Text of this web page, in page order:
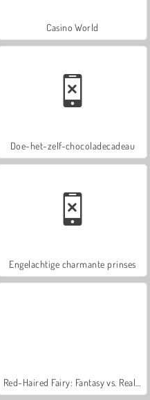
Casino World
Doe-het-zelf-chocoladecadeau
Engelachtige charmante prinses